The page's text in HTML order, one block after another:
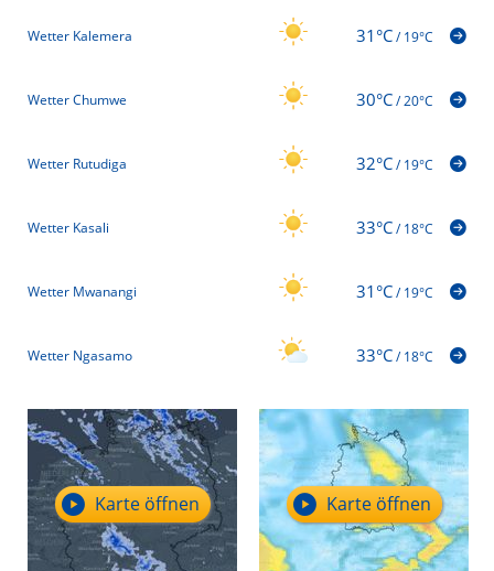
Wetter Kalemera 31°C/19°C
Wetter Chumwe 30°C/20°C
Wetter Rutudiga 32°C/19°C
Wetter Kasali 33°C/18°C
Wetter Mwanangi 31°C/19°C
Wetter Ngasamo 33°C/18°C
Karte öffnen Karte öffnen